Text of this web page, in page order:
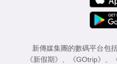
新傳媒集團的數碼平台包
《新假期》
《GOtrip》